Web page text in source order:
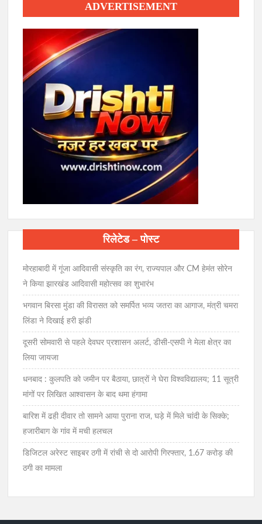
ADVERTISEMENT
रिलेटेड – पोस्ट
मोरहाबादी में गूंजा आदिवासी संस्कृति का रंग, राज्यपाल और CM हेमंत सोरेन
ने किया झारखंड आदिवासी महोत्सव का शुभारंभ
भगवान बिरसा मुंडा की विरासत को समर्पित भव्य जतरा का आगाज, मंत्री चमरा
लिंडा ने दिखाई हरी झंडी
दूसरी सोमवारी से पहले देवघर प्रशासन अलर्ट, डीसी-एसपी ने मेला क्षेत्र का
लिया जायजा
धनबाद : कुलपति को जमीन पर बैठाया, छात्रों ने घेरा विश्वविद्यालय; 11 सूत्री
मांगों पर लिखित आश्वासन के बाद थमा हंगामा
बारिश में ढही दीवार तो सामने आया पुराना राज, घड़े में मिले चांदी के सिक्के;
हजारीबाग के गांव में मची हलचल
डिजिटल अरेस्ट साइबर ठगी में रांची से दो आरोपी गिरफ्तार, 1.67 करोड़ की
ठगी का मामला